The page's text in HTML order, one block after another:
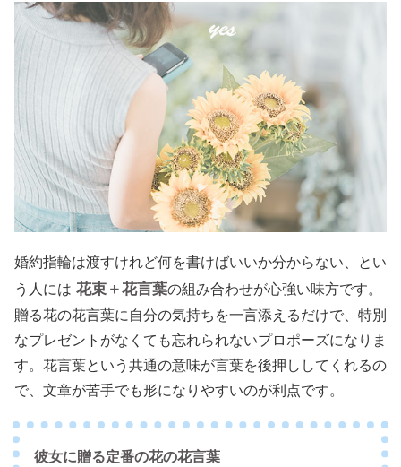
婚約指輪は渡すけれど何を書けばいいか分からない、とい
う人には 花束＋花言葉の組み合わせが心強い味方です。
贈る花の花言葉に自分の気持ちを一言添えるだけで、特別
なプレゼントがなくても忘れられないプロポーズになりま
す。花言葉という共通の意味が言葉を後押ししてくれるの
で、文章が苦手でも形になりやすいのが利点です。
彼女に贈る定番の花の花言葉